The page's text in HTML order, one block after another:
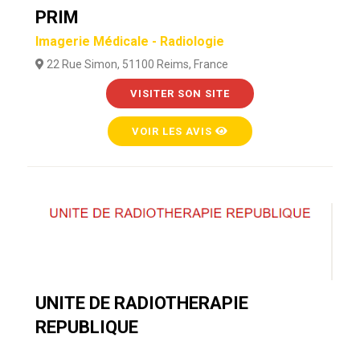
PRIM
Imagerie Médicale - Radiologie
22 Rue Simon, 51100 Reims, France
VISITER SON SITE
VOIR LES AVIS
UNITE DE RADIOTHERAPIE
REPUBLIQUE